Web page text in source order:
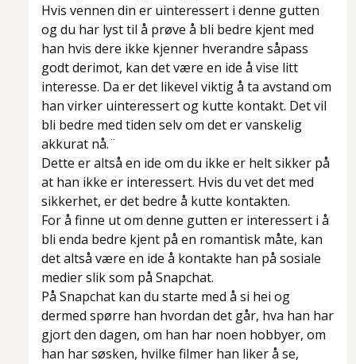
Hvis vennen din er uinteressert i denne gutten
og du har lyst til å prøve å bli bedre kjent med
han hvis dere ikke kjenner hverandre såpass
godt derimot, kan det være en ide å vise litt
interesse. Da er det likevel viktig å ta avstand om
han virker uinteressert og kutte kontakt. Det vil
bli bedre med tiden selv om det er vanskelig
akkurat nå.¨
Dette er altså en ide om du ikke er helt sikker på
at han ikke er interessert. Hvis du vet det med
sikkerhet, er det bedre å kutte kontakten.
For å finne ut om denne gutten er interessert i å
bli enda bedre kjent på en romantisk måte, kan
det altså være en ide å kontakte han på sosiale
medier slik som på Snapchat.
På Snapchat kan du starte med å si hei og
dermed spørre han hvordan det går, hva han har
gjort den dagen, om han har noen hobbyer, om
han har søsken, hvilke filmer han liker å se,